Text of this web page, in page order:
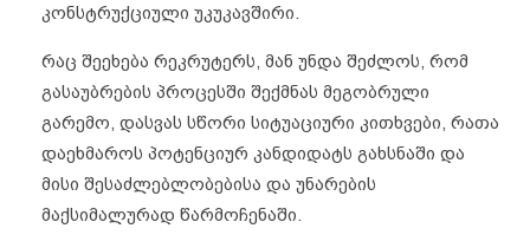
კონსტრუქციული უკუკავშირი.
რაც შეეხება რეკრუტერს, მან უნდა შეძლოს, რომ
გასაუბრების პროცესში შექმნას მეგობრული
გარემო, დასვას სწორი სიტუაციური კითხვები, რათა
დაეხმაროს პოტენციურ კანდიდატს გახსნაში და
მისი შესაძლებლობებისა და უნარების
მაქსიმალურად წარმოჩენაში.